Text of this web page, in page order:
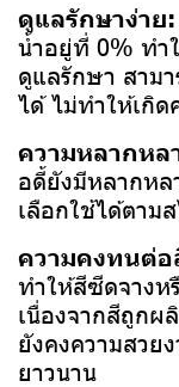
ดูแลรักษาง่าย:
น้ำอยู่ที่ 0% ทำ
ดูแลรักษา สาม
ได้ ไม่ทำให้เกิ
ความหลากหล
อดี้ยังมีหลากหล
เลือกใช้ได้ตาม
ความคงทนต่อ
ทำให้สีซีดจางห
เนื่องจากสีถูกผ
ยังคงความสวย
ยาวนาน